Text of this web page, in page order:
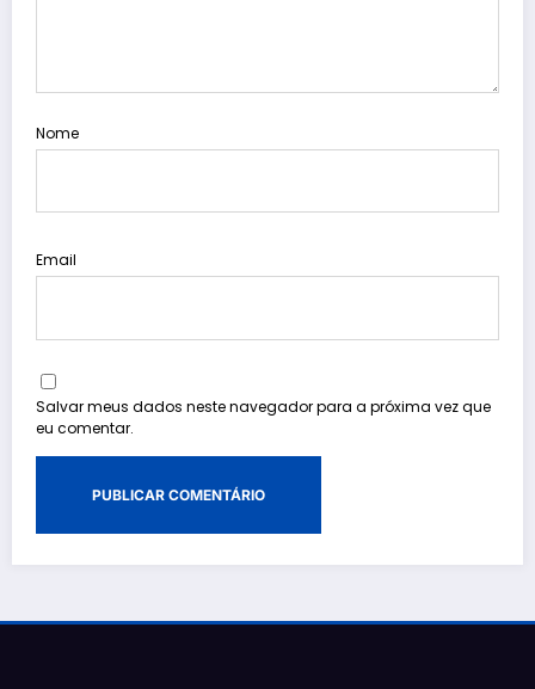
Nome
Email
Salvar meus dados neste navegador para a próxima vez que
eu comentar.